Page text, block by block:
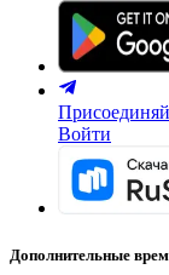
Войти
Дополнительные